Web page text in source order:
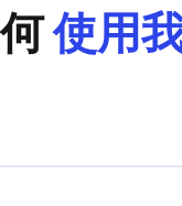
使用